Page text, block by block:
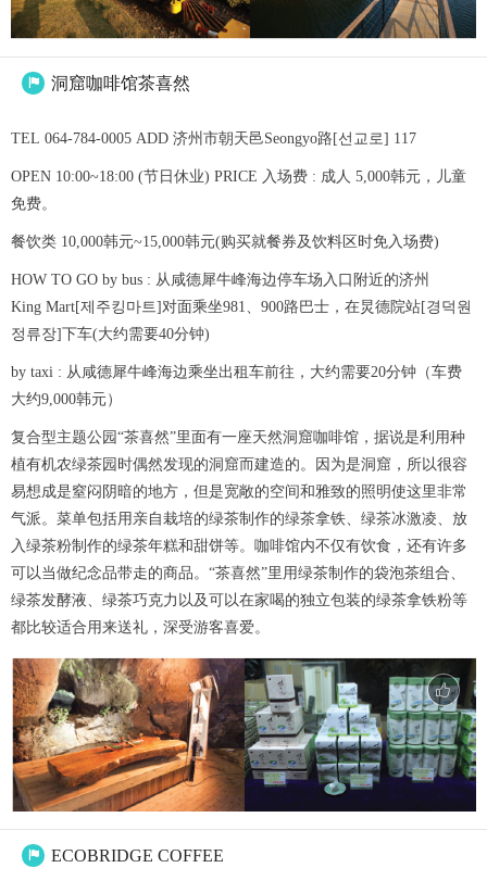
 洞窟咖啡馆茶喜然
TEL 064-784-0005 ADD 济州市朝天邑Seongyo路[선교로] 117
OPEN 10:00~18:00 (节日休业) PRICE 入场费 : 成人 5,000韩元，儿童
免费。
餐饮类 10,000韩元~15,000韩元(购买就餐券及饮料区时免入场费)
HOW TO GO by bus : 从咸德犀牛峰海边停车场入口附近的济州
King Mart[제주킹마트]对面乘坐981、900路巴士，在炅德院站[경덕원
정류장]下车(大约需要40分钟)
by taxi : 从咸德犀牛峰海边乘坐出租车前往，大约需要20分钟（车费
大约9,000韩元）
复合型主题公园“茶喜然”里面有一座天然洞窟咖啡馆，据说是利用种
植有机农绿茶园时偶然发现的洞窟而建造的。因为是洞窟，所以很容
易想成是窒闷阴暗的地方，但是宽敞的空间和雅致的照明使这里非常
气派。菜单包括用亲自栽培的绿茶制作的绿茶拿铁、绿茶冰激凌、放
入绿茶粉制作的绿茶年糕和甜饼等。咖啡馆内不仅有饮食，还有许多
可以当做纪念品带走的商品。“茶喜然”里用绿茶制作的袋泡茶组合、
绿茶发酵液、绿茶巧克力以及可以在家喝的独立包装的绿茶拿铁粉等
都比较适合用来送礼，深受游客喜爱。
 ECOBRIDGE COFFEE